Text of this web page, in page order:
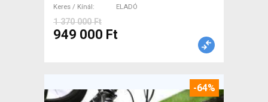
Keres / Kínál
ELADÓ
1 370 000 Ft
949 000 Ft
-64%